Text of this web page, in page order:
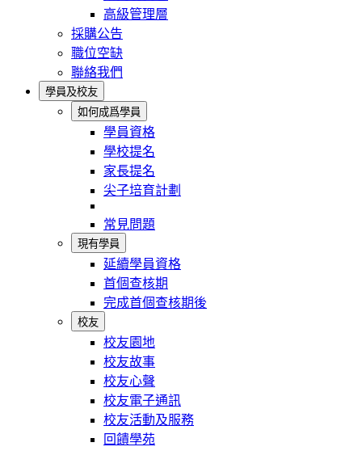
高級管理層
採購公告
職位空缺
聯絡我們
學員及校友
如何成爲學員
學員資格
學校提名
家長提名
尖子培育計劃
常見問題
現有學員
延續學員資格
首個查核期
完成首個查核期後
校友
校友園地
校友故事
校友心聲
校友電子通訊
校友活動及服務
回饋學苑